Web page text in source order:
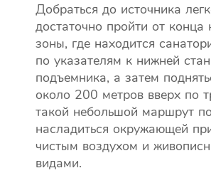
Добраться до источника
достаточно пройти от конца
зоны, где находится
по указателям к нижней
подъемника, а затем
около 200 метров вверх по
такой небольшой маршрут
насладиться окружающей
чистым воздухом и
видами.